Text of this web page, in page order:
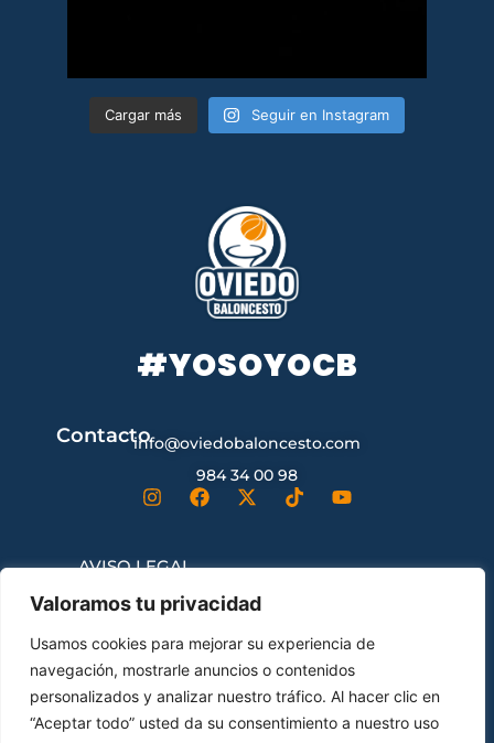
Valoramos tu privacidad
Usamos cookies para mejorar su experiencia de
navegación, mostrarle anuncios o contenidos
personalizados y analizar nuestro tráfico. Al hacer clic en
“Aceptar todo” usted da su consentimiento a nuestro uso
Cargar más Seguir en Instagram
#YOSOYOCB
Contactoinfo@oviedobaloncesto.com
984 34 00 98
AVISO LEGAL
CONTRATACIÓN
ENVÍOS Y DEVOLUCIONES